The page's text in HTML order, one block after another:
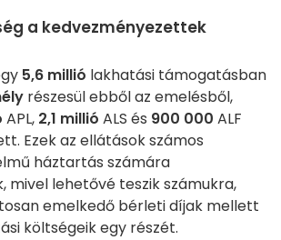
a kedvezményezettek
5,6 millió lakhatási támogatásban
részesül ebből az emelésből,
APL, 2,1 millió ALS és 900 000 ALF
Ezek az ellátások számos
háztartás számára
mivel lehetővé teszik számukra,
emelkedő bérleti díjak mellett
költségeik egy részét.